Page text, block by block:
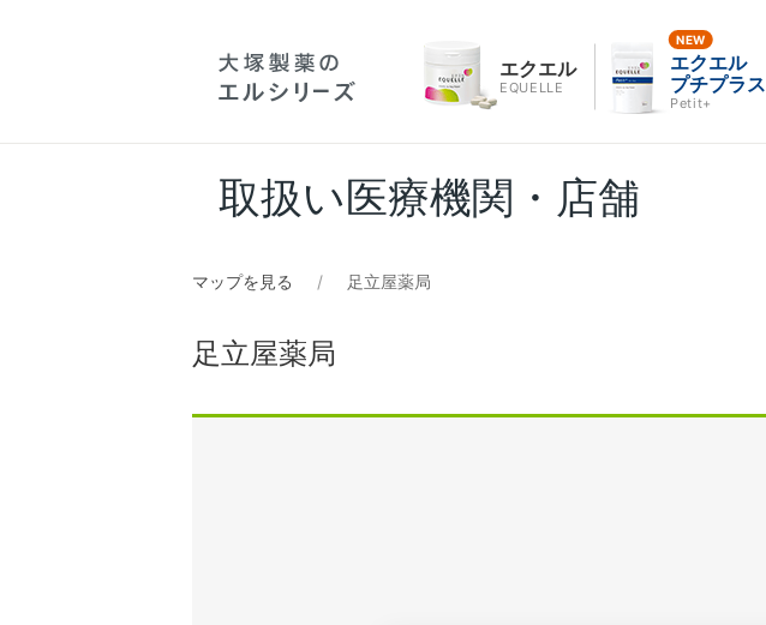
エクエル
EQUELLE
エクエル
プチプラス
Petit+
取扱い医療機関・店舗
マップを見る 足立屋薬局
足立屋薬局